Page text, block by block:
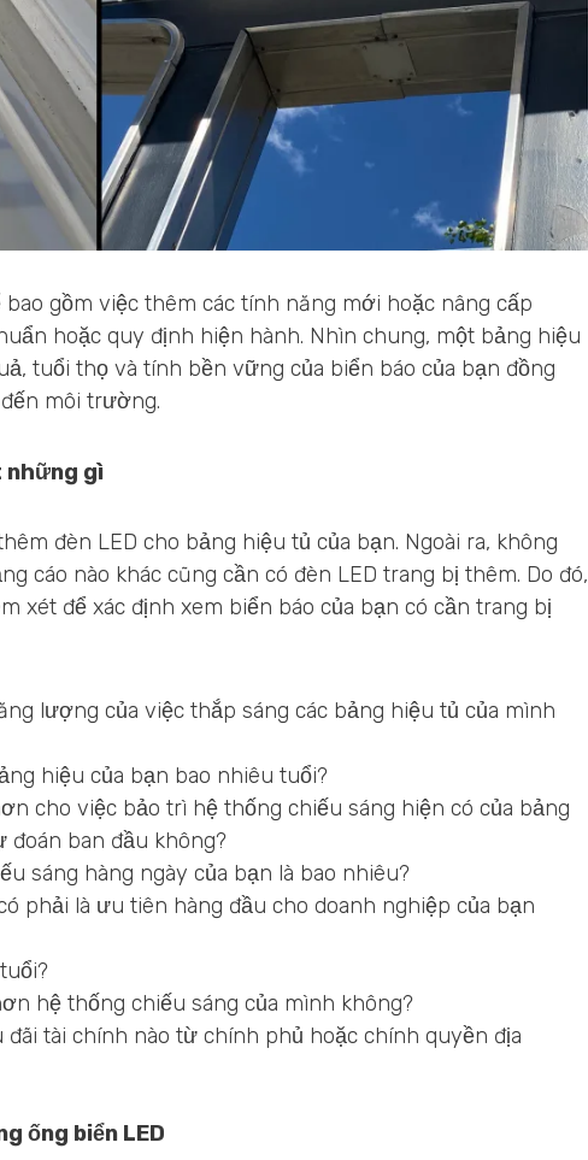
gồm việc thêm các tính năng mới hoặc nâng cấp
hoặc quy định hiện hành. Nhìn chung, một bảng hiệu
tuổi thọ và tính bền vững của biển báo của bạn đồng
môi trường.
những gì
đèn LED cho bảng hiệu tủ của bạn. Ngoài ra, không
cáo nào khác cũng cần có đèn LED trang bị thêm. Do đó,
xét để xác định xem biển báo của bạn có cần trang bị
lượng của việc thắp sáng các bảng hiệu tủ của mình
hiệu của bạn bao nhiêu tuổi?
cho việc bảo trì hệ thống chiếu sáng hiện có của bảng
ban đầu không?
sáng hàng ngày của bạn là bao nhiêu?
phải là ưu tiên hàng đầu cho doanh nghiệp của bạn
hệ thống chiếu sáng của mình không?
tài chính nào từ chính phủ hoặc chính quyền địa
ống biển LED